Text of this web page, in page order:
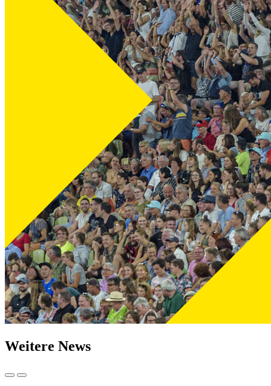
Weitere News